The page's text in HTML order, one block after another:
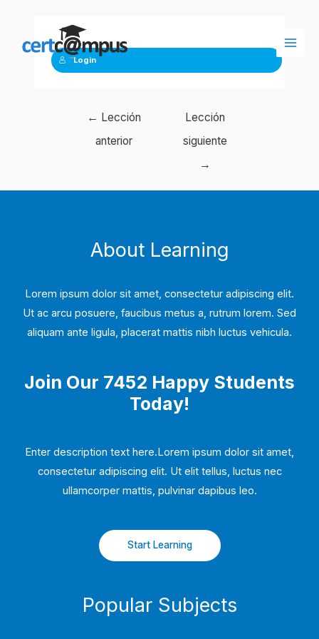
contenido
Login
Navegación
← Lección
anterior
Lección
siguiente
→
About Learning
Lorem ipsum dolor sit amet, consectetur adipiscing elit.
Ut ac arcu posuere, faucibus metus a, rutrum lorem. Sed
aliquam ante ligula, placerat mattis nibh luctus vehicula.
Join Our 7452 Happy Students​
Today!
Enter description text here.Lorem ipsum dolor sit amet,
consectetur adipiscing elit. Ut elit tellus, luctus nec
ullamcorper mattis, pulvinar dapibus leo.​
Start Learning
Popular Subjects